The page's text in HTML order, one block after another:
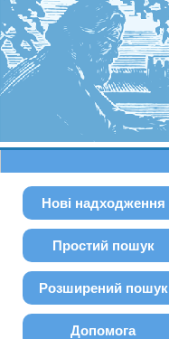
Нові надходження
Простий пошук
Розширений пошук
Допомога